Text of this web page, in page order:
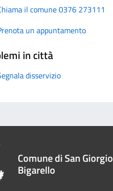
il comune 0376 273111
un appuntamento
in città
disservizio
Comune di San Giorgio
Bigarello